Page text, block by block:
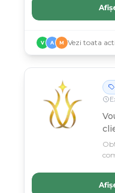
V A M Vezi toata